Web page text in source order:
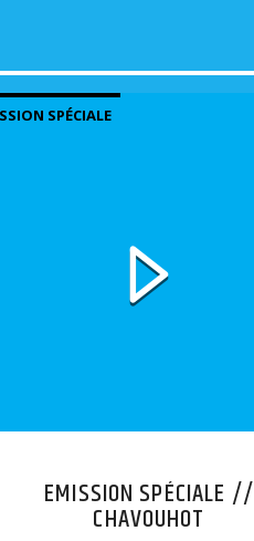
SPÉCIALE
EMISSION SPÉCIALE //
CHAVOUHOT